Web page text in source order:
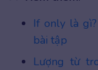
If only là
bài tập
Lượng từ